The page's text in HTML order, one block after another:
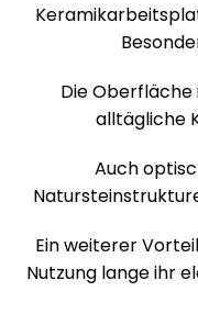
Die Oberfläche
alltägliche
Auch
Ein weiterer
Nutzung lange ihr